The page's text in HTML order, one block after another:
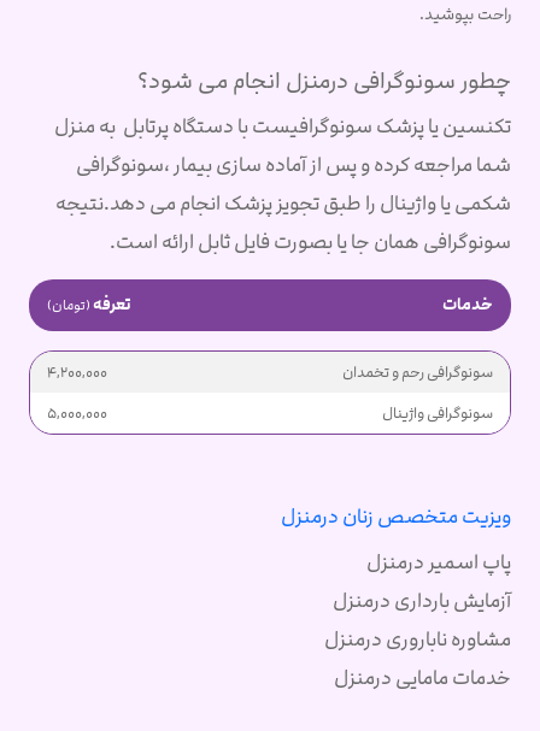
راحت بپوشید.
چطور سونوگرافی درمنزل انجام می شود؟
تکنسین یا پزشک سونوگرافیست با دستگاه پرتابل به منزل
شما مراجعه کرده و پس از آماده سازی بیمار ،سونوگرافی
شکمی یا واژینال را طبق تجویز پزشک انجام می دهد.نتیجه
سونوگرافی همان جا یا بصورت فایل ثابل ارائه است.
خدمات تعرفه(تومان)
سونوگرافی رحم و تخمدان
4,200,000
سونوگرافی واژینال
5,000,000
ویزیت متخصص زنان درمنزل
پاپ اسمیر درمنزل
آزمایش بارداری درمنزل
مشاوره ناباروری درمنزل
خدمات مامایی درمنزل